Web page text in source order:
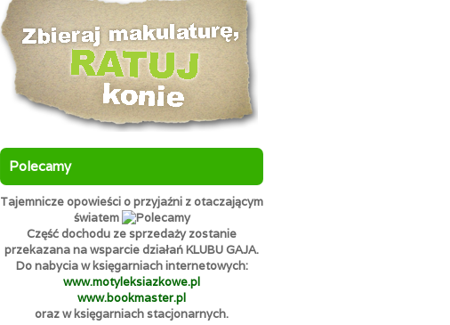
Polecamy
Tajemnicze opowieści o przyjaźni z otaczającym
światem
Część dochodu ze sprzedaży zostanie
przekazana na wsparcie działań KLUBU GAJA.
Do nabycia w księgarniach internetowych:
www.motyleksiazkowe.pl
www.bookmaster.pl
oraz w księgarniach stacjonarnych.